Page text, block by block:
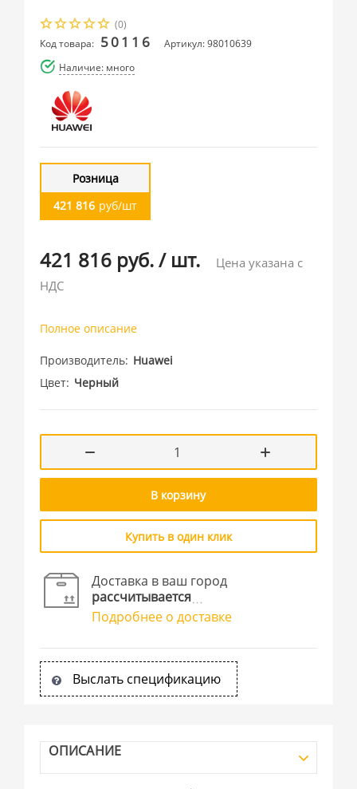
(0)
Код товара: 50116
Артикул: 98010639
Наличие: много
Розница
421 816 руб/шт
421 816 руб./ шт.
Цена указана с
НДС
Полное описание
Производитель Huawei
Цвет Черный
В корзину
Купить в один клик
Доставка в ваш город
рассчитывается
Подробнее о доставке
Выслать спецификацию
ОПИСАНИЕ